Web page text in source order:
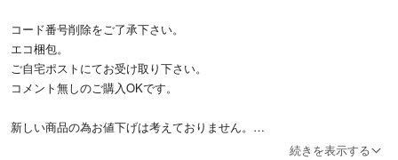
コード番号削除をご了承下さい。
エコ梱包。
ご自宅ポストにてお受け取り下さい。
コメント無しのご購入OKです。
新しい商品の為お値下げは考えておりません。
続きを表示する